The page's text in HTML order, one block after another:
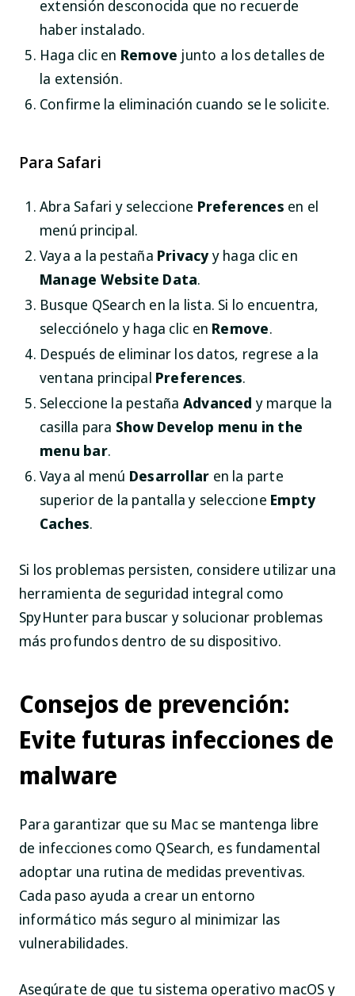
extensión desconocida que no recuerde
haber instalado.
Haga clic en Remove junto a los detalles de
la extensión.
Confirme la eliminación cuando se le solicite.
Para Safari
Abra Safari y seleccione Preferences en el
menú principal.
Vaya a la pestaña Privacyy haga clic en
Manage Website Data.
Busque QSearch en la lista. Si lo encuentra,
selecciónelo y haga clic en Remove.
Después de eliminar los datos, regrese a la
ventana principal Preferences.
Seleccione la pestaña Advanced y marque la
casilla para Show Develop menu in the
menu bar.
Vaya al menú Desarrollar en la parte
superior de la pantalla y seleccione Empty
Caches.
Si los problemas persisten, considere utilizar una
herramienta de seguridad integral como
SpyHunter para buscar y solucionar problemas
más profundos dentro de su dispositivo.
Consejos de prevención:
Evite futuras infecciones de
malware
Para garantizar que su Mac se mantenga libre
de infecciones como QSearch, es fundamental
adoptar una rutina de medidas preventivas.
Cada paso ayuda a crear un entorno
informático más seguro al minimizar las
vulnerabilidades.
Asegúrate de que tu sistema operativo macOS y